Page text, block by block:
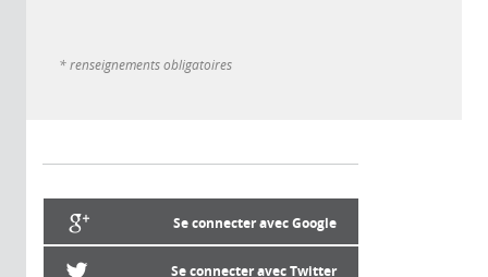
* renseignements obligatoires
Se connecter avec Google
Se connecter avec Twitter